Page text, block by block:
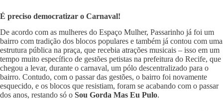
É preciso democratizar o Carnaval!
De acordo com as mulheres do Espaço Mulher, Passarinho já foi um
bairro com tradição dos blocos populares e também já contou com uma
estrutura pública na praça, que recebia atrações musicais – isso em um
tempo muito específico de gestões petistas na prefeitura do Recife, que
chegou a levar, durante o carnaval, um pólo descentralizado para o
bairro. Contudo, com o passar das gestões, o bairro foi novamente
esquecido, e os blocos que resistiam, foram se acabando com o passar
dos anos, restando só o Sou Gorda Mas Eu Pulo.